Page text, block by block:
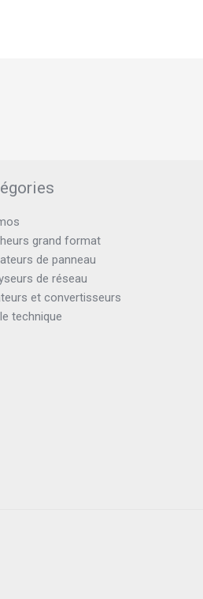
grand format
de panneau
de réseau
et convertisseurs
technique